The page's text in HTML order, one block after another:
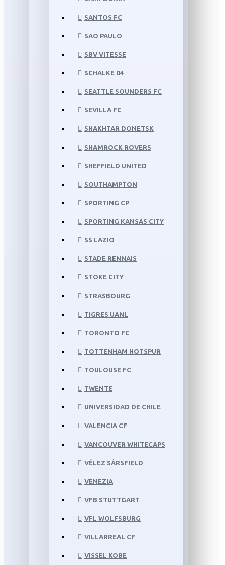
SANTOS FC
SAO PAULO
SBV VITESSE
SCHALKE 04
SEATTLE SOUNDERS FC
SEVILLA FC
SHAKHTAR DONETSK
SHAMROCK ROVERS
SHEFFIELD UNITED
SOUTHAMPTON
SPORTING CP
SPORTING KANSAS CITY
SS LAZIO
STADE RENNAIS
STOKE CITY
STRASBOURG
TIGRES UANL
TORONTO FC
TOTTENHAM HOTSPUR
TOULOUSE FC
TWENTE
UNIVERSIDAD DE CHILE
VALENCIA CF
VANCOUVER WHITECAPS
VÉLEZ SÁRSFIELD
VENEZIA
VFB STUTTGART
VFL WOLFSBURG
VILLARREAL CF
VISSEL KOBE